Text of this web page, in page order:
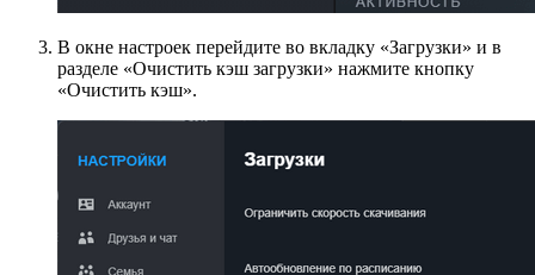
В окне настроек перейдите во вкладку «Загрузки» и в
разделе «Очистить кэш загрузки» нажмите кнопку
«Очистить кэш».